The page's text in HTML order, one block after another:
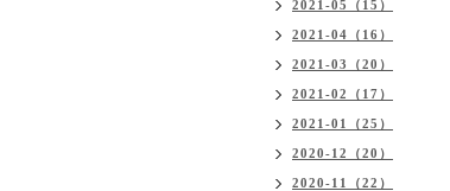
2021-05（15）
2021-04（16）
2021-03（20）
2021-02（17）
2021-01（25）
2020-12（20）
2020-11（22）